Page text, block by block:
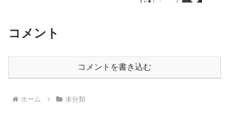
コメント
コメントを書き込む
ホーム 未分類